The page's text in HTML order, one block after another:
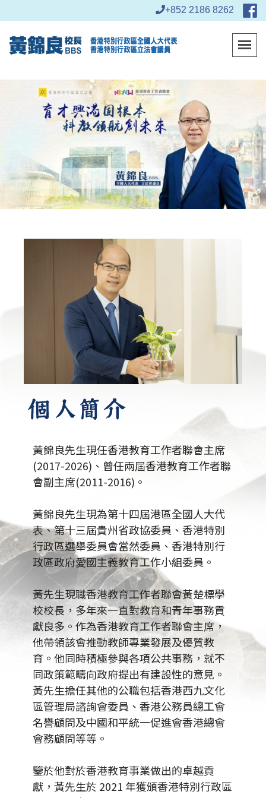
+852 2186 8262
黃錦良先生現任香港教育工作者聯會主席
(2017-2026)、曾任兩屆香港教育工作者聯
會副主席(2011-2016)。
黃錦良先生現為第十四屆港區全國人大代
表、第十三屆貴州省政協委員、香港特別
行政區選舉委員會當然委員、香港特別行
政區政府愛國主義教育工作小組委員。
黃先生現職香港教育工作者聯會黃楚標學
校校長，多年來一直對教育和青年事務貢
獻良多。作為香港教育工作者聯會主席，
他帶領該會推動教師專業發展及優質教
育。他同時積極參與各項公共事務，就不
同政策範疇向政府提出有建設性的意見。
黃先生擔任其他的公職包括香港西九文化
區管理局諮詢會委員、香港公務員總工會
名譽顧問及中國和平統一促進會香港總會
會務顧問等等。
鑒於他對於香港教育事業做出的卓越貢
獻，黃先生於 2021 年獲頒香港特別行政區